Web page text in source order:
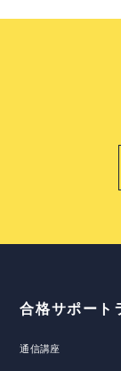
合格サポート
通信講座